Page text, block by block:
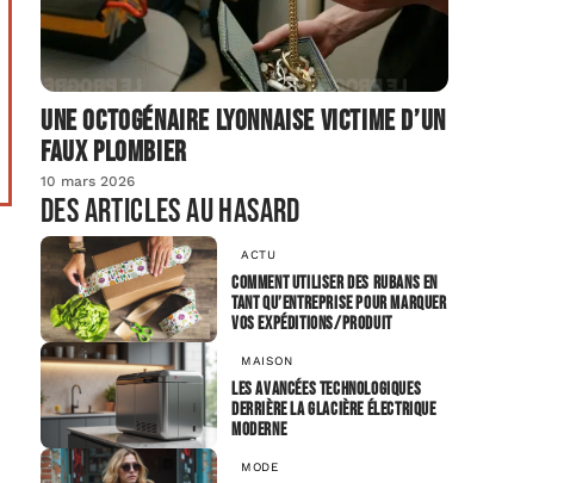
Une octogénaire lyonnaise victime d’un
faux plombier
10 mars 2026
Des articles au hasard
ACTU
Comment utiliser des rubans en
tant qu’entreprise pour marquer
vos expéditions/produit
MAISON
Les avancées technologiques
derrière la glacière électrique
moderne
MODE